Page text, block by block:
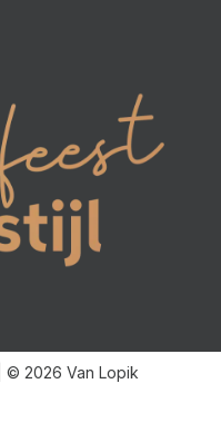
| © 2026 Van Lopik